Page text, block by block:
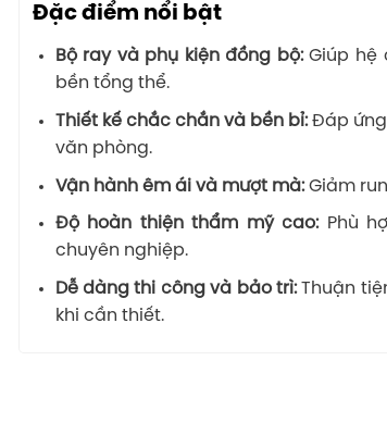
Đặc điểm nổi bật
Bộ ray và phụ kiện đồng bộ:Giúp hệ
bền tổng thể.
Thiết kế chắc chắn và bền bỉ:Đáp
văn phòng.
Vận hành êm ái và mượt mà:Giảm
Độ hoàn thiện thẩm mỹ cao:Phù
chuyên nghiệp.
Dễ dàng thi công và bảo trì:Thuận
khi cần thiết.